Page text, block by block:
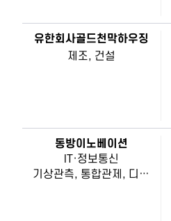
유한회사골드천막하우징
제조, 건설
동방이노베이션
IT·정보통신
기상관측, 통합관제, 디지털농업, 기타 정보통신 통합관리시스템, 전기.전자하드웨어, 프로그램 소프트웨어